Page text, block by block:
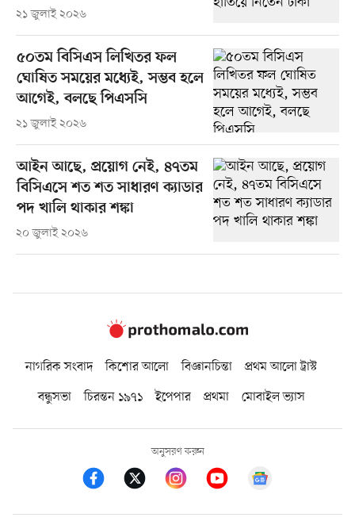
২১ জুলাই ২০২৬
৫০তম বিসিএস লিখিতর ফল
ঘোষিত সময়ের মধ্যেই, সম্ভব হলে
আগেই, বলছে পিএসসি
২১ জুলাই ২০২৬
আইন আছে, প্রয়োগ নেই, ৪৭তম
বিসিএসে শত শত সাধারণ ক্যাডার
পদ খালি থাকার শঙ্কা
২০ জুলাই ২০২৬
নাগরিক সংবাদ কিশোর আলো বিজ্ঞানচিন্তা
প্রথম আলো ট্রাস্ট
বন্ধুসভা
চিরন্তন ১৯৭১ ইপেপার প্রথমা মোবাইল ভ্যাস
অনুসরণ করুন